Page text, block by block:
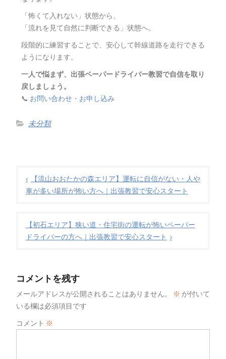
「怖くて入れない」状態から、
「流れを見て自然に判断できる」状態へ。
段階的に練習することで、安心して幹線道路を走行できる
ようになります。
一人で悩まず、出張ペーパードライバー教習で自信を取り
戻しましょう。
📞 お問い合わせ・お申し込み
未分類
【流山おおたかの森エリア】運転に自信がない・人や
車が多い場所が怖い方へ｜出張教習で安心スタート
【初石エリア】狭い道・住宅街の運転が怖いペーパー
ドライバーの方へ｜出張教習で安心スタート
コメントを残す
メールアドレスが公開されることはありません。 ※ が付いて
いる欄は必須項目です
コメント ※